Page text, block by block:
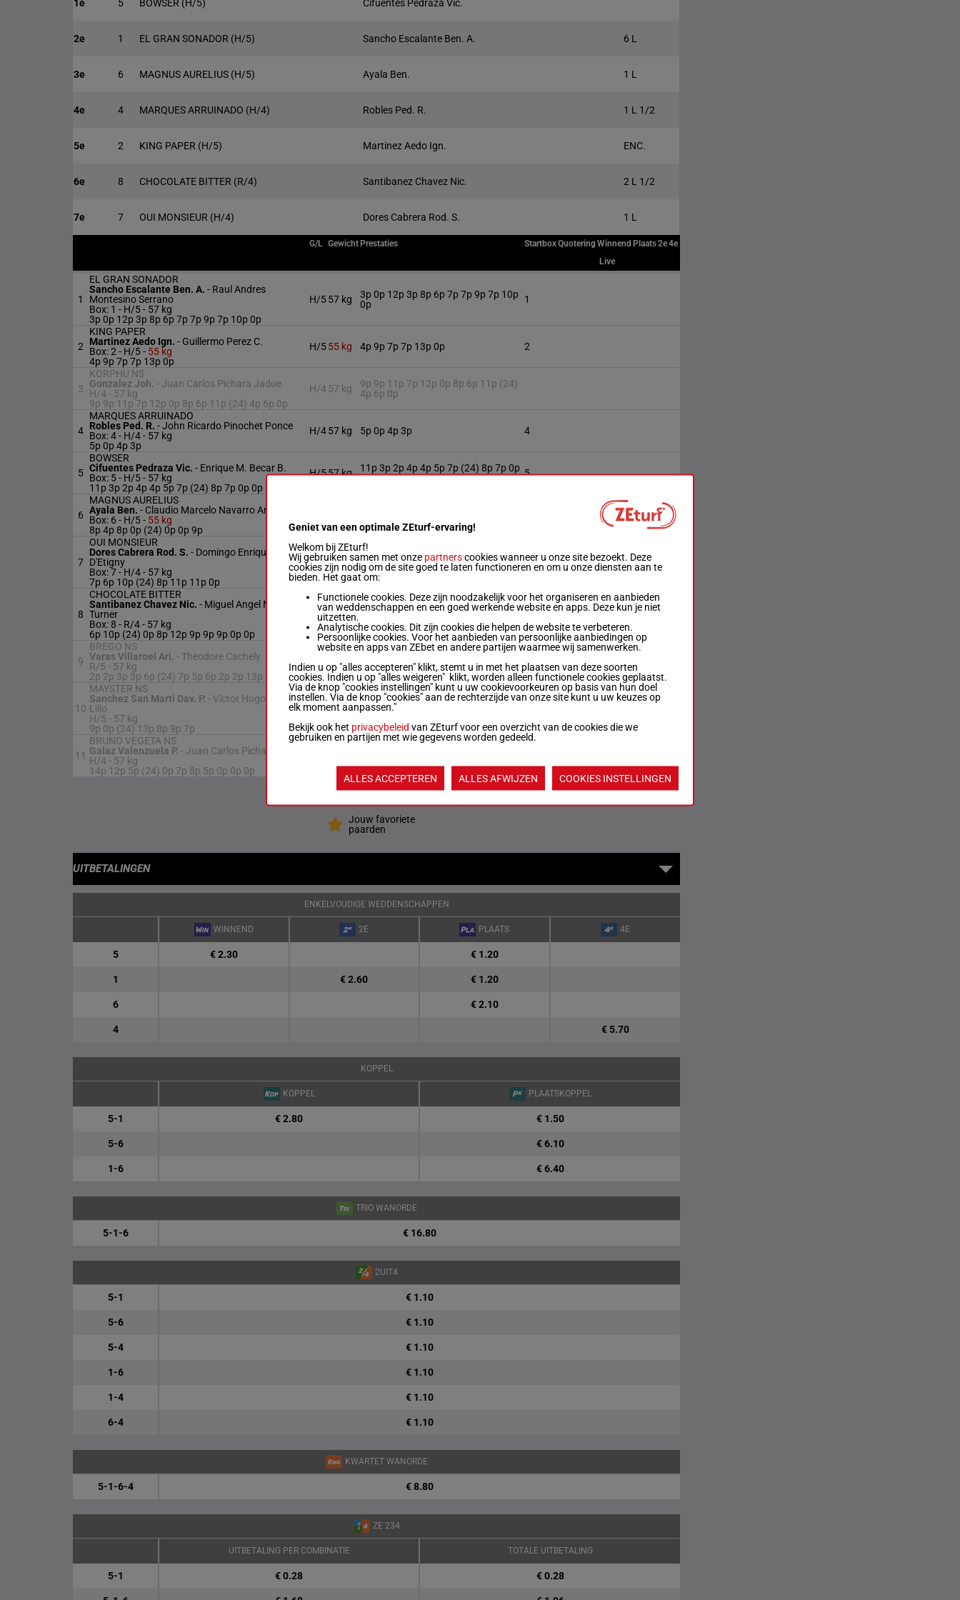
1e 5 BOWSER (H/5) Cifuentes Pedraza Vic.
2e 1 EL GRAN SONADOR (H/5) Sancho Escalante Ben. A. 6 L
3e 6 MAGNUS AURELIUS (H/5) Ayala Ben. 1 L
4e 4 MARQUES ARRUINADO (H/4) Robles Ped. R. 1 L 1/2
5e 2 KING PAPER (H/5) Martinez Aedo Ign. ENC.
6e 8 CHOCOLATE BITTER (R/4) Santibanez Chavez Nic. 2 L 1/2
7e 7 OUI MONSIEUR (H/4) Dores Cabrera Rod. S. 1 L
G/L Gewicht Prestaties StartboxQuoteringWinnend Plaats2e4e
Live
1
EL GRAN SONADOR
Sancho Escalante Ben. A. - Raul Andres
Montesino Serrano
Box: 1 - H/5 - 57 kg
3p 0p 12p 3p 8p 6p 7p 7p 9p 7p 10p 0p
H/557 kg
3p 0p 12p 3p 8p 6p 7p 7p 9p 7p 10p
0p
1
2
KING PAPER
Martinez Aedo Ign. - Guillermo Perez C.
Box: 2 - H/5 - 55 kg
4p 9p 7p 7p 13p 0p
H/555 kg 4p 9p 7p 7p 13p 0p 2
3
KORPHU NS
Gonzalez Joh. - Juan Carlos Pichara Jadue
H/4 - 57 kg
9p 9p 11p 7p 12p 0p 8p 6p 11p (24) 4p 6p 0p
H/4 57 kg
9p 9p 11p 7p 12p 0p 8p 6p 11p (24)
4p 6p 0p
4
MARQUES ARRUINADO
Robles Ped. R. -John Ricardo Pinochet Ponce
Box: 4 - H/4 - 57 kg
5p 0p 4p 3p
H/457 kg 5p 0p 4p 3p 4
5
BOWSER
Cifuentes Pedraza Vic. - Enrique M. Becar B.
Box: 5 - H/5 - 57 kg
11p 3p 2p 4p 4p 5p 7p (24) 8p 7p 0p 0p
H/557 kg
11p 3p 2p 4p 4p 5p 7p (24) 8p 7p 0p
0p
5
6
MAGNUS AURELIUS
Ayala Ben. - Claudio Marcelo Navarro Arroyo
Box: 6 - H/5 - 55 kg
8p 4p 8p 0p (24) 0p 0p 9p
7
OUI MONSIEUR
Dores Cabrera Rod. S. - Domingo Enrique Matte
D'Etigny
Box: 7 - H/4 - 57 kg
7p 6p 10p (24) 8p 11p 11p 0p
H/457 kg 7p 6p 10p (24) 8p 11p 11p 0p 7
8
CHOCOLATE BITTER
Santibanez Chavez Nic. - Miguel Angel Medina
Turner
Box: 8 - R/4 - 57 kg
6p 10p (24) 0p 8p 12p 9p 9p 9p 0p 0p
R/4 57 kg
6p 10p (24) 0p 8p 12p 9p 9p 9p 0p
8
9
BREGO NS
Varas Villaroel Ari. - Theodore Cachely
R/5 - 57 kg
2p 2p 3p 3p 6p (24) 7p 5p 6p 2p 2p 13p 3p
57 kg
2p 2p 3p 3p 6p (24) 7p 5p 6p 2p 2p
13p 3p
10
MAYSTER NS
Sanchez San Marti Dav. P. - Victor Hugo Moris
Lillo
H/5 - 57 kg
9p 0p (24) 13p 8p 9p 7p
H/557 kg 9p 0p (24) 13p 8p 9p 7p
11
BRUNO VEGETA NS
Galaz Valenzuela P. - Juan Carlos Pichara Jadue
H/4 - 57 kg
14p 12p 5p (24) 0p 7p 8p 5p 0p 0p 0p
Quoteringen verversen
Jouw favoriete
paarden
UITBETALINGEN
ENKELVOUDIGE WEDDENSCHAPPEN
WINNEND 2E PLAATS 4E
5 € 2.30 € 1.20
1 € 2.60 € 1.20
6 € 2.10
4 € 5.70
KOPPEL
KOPPEL PLAATSKOPPEL
5-1 € 2.80 € 1.50
5-6 € 6.10
1-6 € 6.40
TRIO WANORDE
5-1-6 € 16.80
2UIT4
5-1 € 1.10
5-6 € 1.10
5-4 € 1.10
1-6 € 1.10
1-4 € 1.10
6-4 € 1.10
KWARTET WANORDE
5-1-6-4 € 8.80
ZE 234
UITBETALING PER COMBINATIE TOTALE UITBETALING
5-1 € 0.28 € 0.28
Geniet van een optimale ZEturf-ervaring!
Welkom bij ZEturf!
Wij gebruiken samen met onze partnerscookies wanneer u onze site bezoekt. Deze
cookies zijn nodig om de site goed te laten functioneren en om u onze diensten aan te
bieden. Het gaat om:
Functionele cookies. Deze zijn noodzakelijk voor het organiseren en aanbieden
van weddenschappen en een goed werkende website en apps. Deze kun je niet
uitzetten.
Analytische cookies. Dit zijn cookies die helpen de website te verbeteren.
Persoonlijke cookies. Voor het aanbieden van persoonlijke aanbiedingen op
website en apps van ZEbet en andere partijen waarmee wij samenwerken.
Indien u op "alles accepteren" klikt, stemt u in met het plaatsen van deze soorten
cookies. Indien u op "alles weigeren" klikt, worden alleen functionele cookies geplaatst.
Via de knop "cookies instellingen" kunt u uw cookievoorkeuren op basis van hun doel
instellen. Via de knop "cookies" aan de rechterzijde van onze site kunt u uw keuzes op
elk moment aanpassen."
Bekijk ook het privacybeleid van ZEturf voor een overzicht van de cookies die we
gebruiken en partijen met wie gegevens worden gedeeld.
ALLES ACCEPTEREN ALLES AFWIJZEN COOKIES INSTELLINGEN